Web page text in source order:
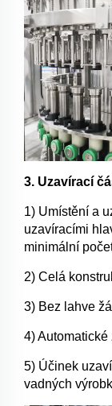
3. Uzavírací
1) Umístění a
uzavíracími
minimální
2) Celá
3) Bez lahve
4)
5) Účinek
vadných